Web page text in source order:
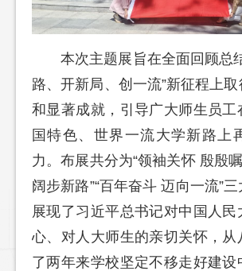
本次主题展旨在全面回顾总
路、开新局、创一流”新征程上
和显著成就，引导广大师生员工
国特色、世界一流大学新路上
力。布展共分为“领袖关怀 殷殷
阔步新路”“百年奋斗 迈向一流”
展现了习近平总书记对中国人民
心、对人大师生的亲切关怀，从
了两年来学校坚定不移走好建设